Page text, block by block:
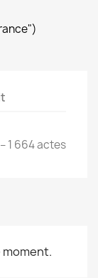
1 664 actes
moment.